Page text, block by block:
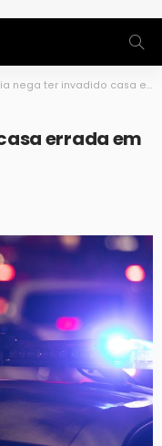
ter invadido casa errada em Goiás
errada em